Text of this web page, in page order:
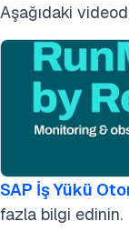
Aşağıdaki
SAP İş Yükü
fazla bilgi edinin.